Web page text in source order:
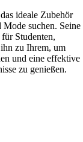
ideale Zubehör
suchen. Seine
Studenten,
zu Ihrem, um
und eine effektive
zu genießen.